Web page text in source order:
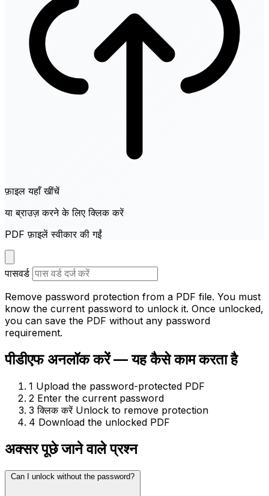
फ़ाइल यहाँ खींचें
या ब्राउज़ करने के लिए क्लिक करें
PDF फ़ाइलें स्वीकार की गईं
पासवर्ड
Remove password protection from a PDF file. You must
know the current password to unlock it. Once unlocked,
you can save the PDF without any password
requirement.
पीडीएफ अनलॉक करें — यह कैसे काम करता है
1 Upload the password-protected PDF
2 Enter the current password
3 क्लिक करें Unlock to remove protection
4 Download the unlocked PDF
अक्सर पूछे जाने वाले प्रश्न
Can I unlock without the password?